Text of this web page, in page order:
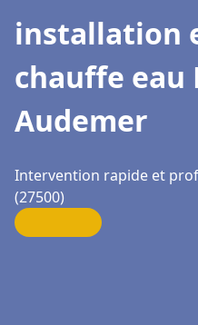
installation
chauffe eau
Audemer
Intervention rapide et
(27500)